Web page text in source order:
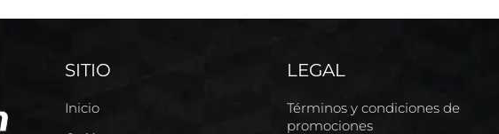
SITIO
Inicio
LEGAL
Términos y condiciones de
promociones